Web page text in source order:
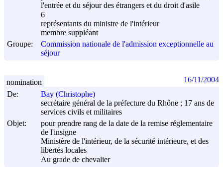
l'entrée et du séjour des étrangers et du droit d'asile
6
représentants du ministre de l'intérieur
membre suppléant
Groupe:
Commission nationale de l'admission exceptionnelle au
séjour
De:
Bay (Christophe)
secrétaire général de la préfecture du Rhône ; 17 ans de
services civils et militaires
Objet:
pour prendre rang de la date de la remise réglementaire
de l'insigne
Ministère de l'intérieur, de la sécurité intérieure, et des
libertés locales
Au grade de chevalier
nomination 16/11/2004